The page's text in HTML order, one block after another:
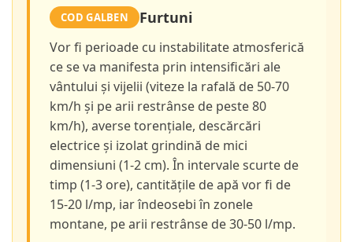
COD GALBEN Furtuni
Vor fi perioade cu instabilitate atmosferică
ce se va manifesta prin intensificări ale
vântului și vijelii (viteze la rafală de 50-70
km/h și pe arii restrânse de peste 80
km/h), averse torențiale, descărcări
electrice și izolat grindină de mici
dimensiuni (1-2 cm). În intervale scurte de
timp (1-3 ore), cantitățile de apă vor fi de
15-20 l/mp, iar îndeosebi în zonele
montane, pe arii restrânse de 30-50 l/mp.